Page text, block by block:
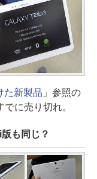
た新製品 」参照の
に売り切れ。
も同じ？